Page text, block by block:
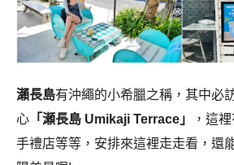
瀨長島有沖繩的小希臘之稱，其中必
心 「瀬長島 Umikaji Terrace」
，這
手禮店等等，安排來這裡走走看，還